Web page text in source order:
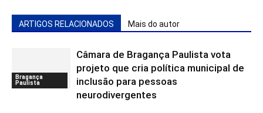
ARTIGOS RELACIONADOS Mais do autor
Bragança
Paulista
Câmara de Bragança Paulista vota
projeto que cria política municipal de
inclusão para pessoas
neurodivergentes